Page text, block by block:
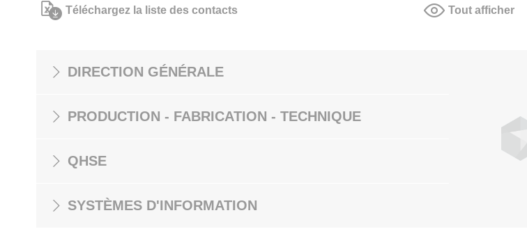
Téléchargez la liste des contacts Tout afficher
DIRECTION GÉNÉRALE
PRODUCTION - FABRICATION - TECHNIQUE
QHSE
SYSTÈMES D'INFORMATION